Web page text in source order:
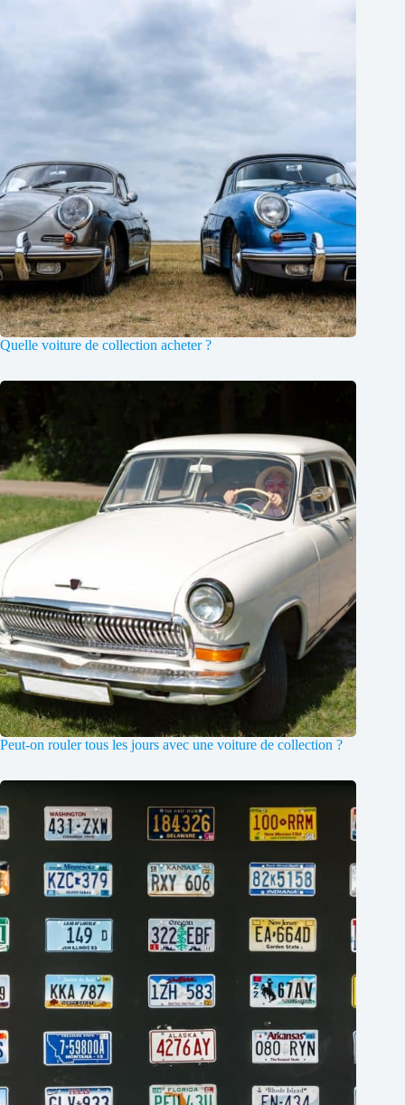
Quelle voiture de collection acheter ?
Peut-on rouler tous les jours avec une voiture de collection ?